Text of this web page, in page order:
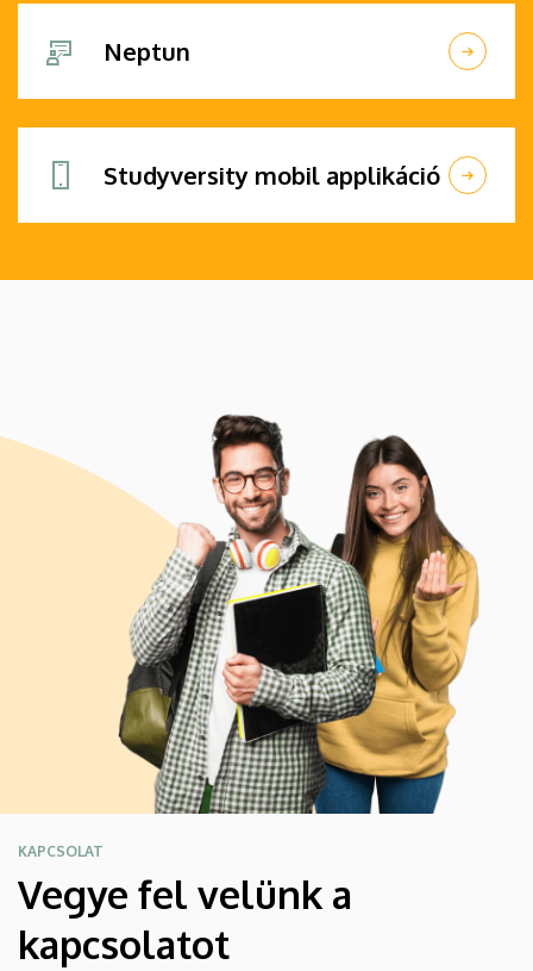
Neptun
Studyversity mobil applikáció
KAPCSOLAT
Vegye fel velünk a
kapcsolatot